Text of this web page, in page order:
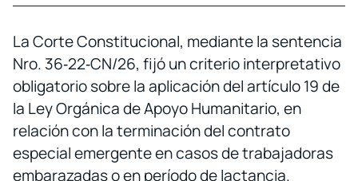
La Corte Constitucional, mediante la sentencia
Nro. 36‑22‑CN/26, fijó un criterio interpretativo
obligatorio sobre la aplicación del artículo 19 de
la Ley Orgánica de Apoyo Humanitario, en
relación con la terminación del contrato
especial emergente en casos de trabajadoras
embarazadas o en período de lactancia.